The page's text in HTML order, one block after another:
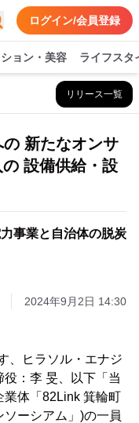
ログイン/会員登録
ョン・美容 ライフスタ
リリース一覧
新たなオンサ
設備供給・設
事業と自治体の脱炭
2024年9月2日 14:30
、ヒラソル・エナジ
：李 旻、以下「当
業体「82Link 箕輪町
ーシアム」)の一員